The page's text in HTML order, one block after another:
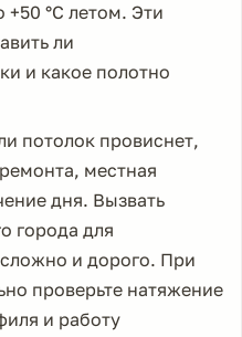
+50 °C летом. Эти
ли
и какое полотно
потолок провиснет,
местная
дня. Вызвать
города для
и дорого. При
проверьте натяжение
и работу